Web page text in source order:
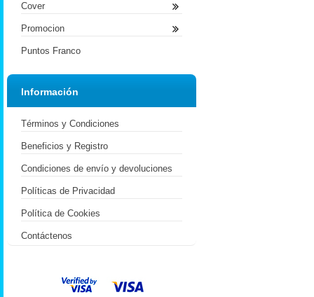
Cover
Promocion
Puntos Franco
Información
Términos y Condiciones
Beneficios y Registro
Condiciones de envío y devoluciones
Políticas de Privacidad
Política de Cookies
Contáctenos